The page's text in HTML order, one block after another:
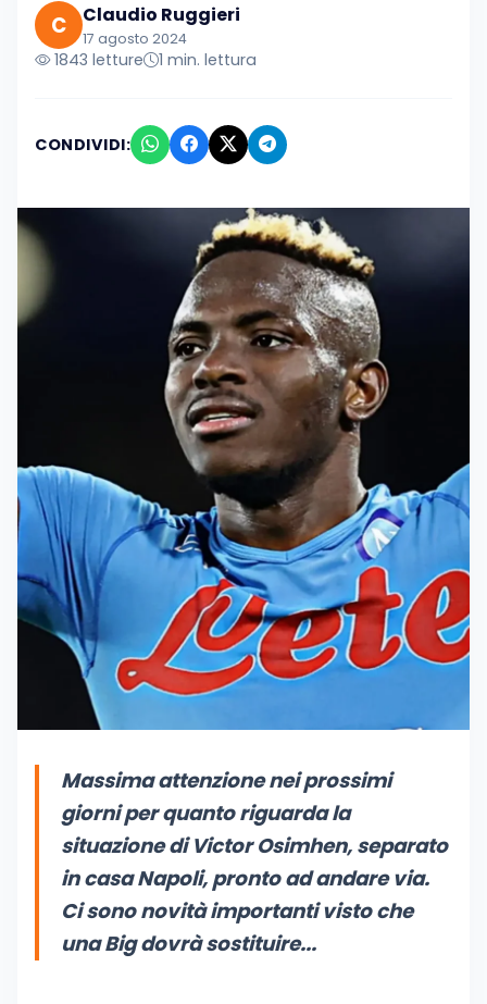
C Claudio Ruggieri
17 agosto 2024
1843 letture 1 min. lettura
CONDIVIDI:
Massima attenzione nei prossimi
giorni per quanto riguarda la
situazione di Victor Osimhen, separato
in casa Napoli, pronto ad andare via.
Ci sono novità importanti visto che
una Big dovrà sostituire...